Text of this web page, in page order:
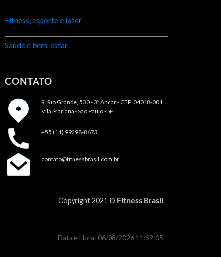
Fitness, esporte e lazer
Saúde e bem-estar
CONTATO
R. Rio Grande, 530 - 3º Andar - CEP 04018-001
Vila Mariana - São Paulo - SP
+55 (11) 99298-8673
contato@fitnessbrasil.com.br
Copyright 2021 © Fitness Brasil
Data e Hora: 06/08/2026 11:59:05